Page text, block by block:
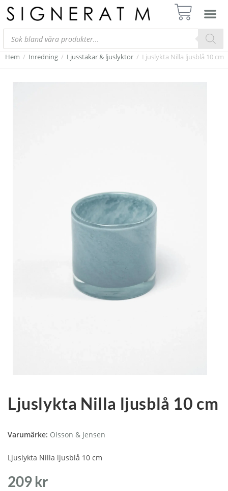
Hem / Inredning / Ljusstakar & ljuslyktor / Ljuslykta Nilla ljusblå 10 cm
Ljuslykta Nilla ljusblå 10 cm
Varumärke: Olsson & Jensen
Ljuslykta Nilla ljusblå 10 cm
209 kr